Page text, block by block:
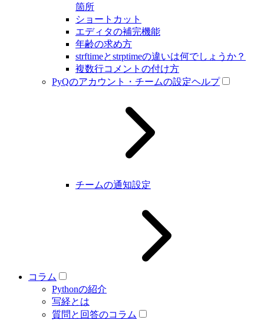
箇所
ショートカット
エディタの補完機能
年齢の求め方
strftimeとstrptimeの違いは何でしょうか？
複数行コメントの付け方
PyQのアカウント・チームの設定ヘルプ
チームの通知設定
コラム
Pythonの紹介
写経とは
質問と回答のコラム